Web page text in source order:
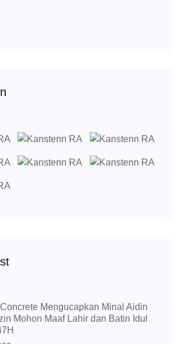
Mengucapkan Minal Aidin
Mohon Maaf Lahir dan Batin Idul